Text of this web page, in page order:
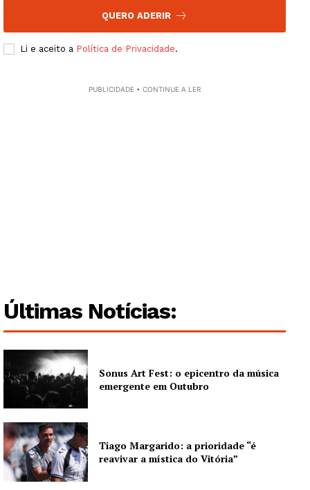
Europa
Grande Entrevista
Publicidade
Quero ser Assinante
QUERO ADERIR
Li e aceito a Política de Privacidade.
PUBLICIDADE • CONTINUE A LER
Últimas Notícias:
Sonus Art Fest: o epicentro da música
emergente em Outubro
Tiago Margarido: a prioridade “é
reavivar a mística do Vitória”